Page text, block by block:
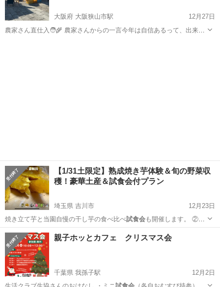
大阪府 大阪狭山市駅
12月27日
農家さん直仕入🧑‍🌾 農家さんからの一言今年は自信あるって、出来が
【1/31土限定】熟成焼き芋体験＆旬の野菜収
穫！豪華土産＆試食会付プラン
埼玉県 吉川市
12月23日
焼き立て芋と当園自慢の干し芋の食べ比べ試食会も開催します。 ②冬
の味覚を収穫 生食…
埼玉 吉川市 ワークショップ 試食会
親子ホッとカフェ クリスマス会
千葉県 我孫子駅
12月2日